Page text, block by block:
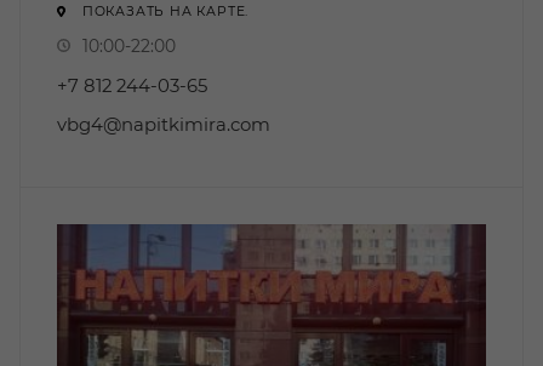
ПОКАЗАТЬ НА КАРТЕ.
10:00-22:00
+7 812 244-03-65
vbg4@napitkimira.com